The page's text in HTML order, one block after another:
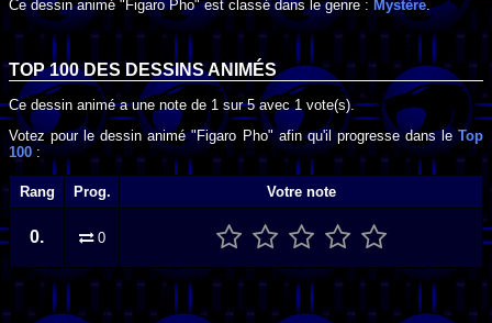
Ce dessin animé "Figaro Pho" est classé dans le genre : Mystère .
TOP 100 DESDESSINS ANIMÉS
Ce dessin animé a une note de 1 sur5avec1 vote(s).
Votez pour le dessin animé "Figaro Pho" afin qu'il progresse dans leTop
100:
Rang Prog. Votre note
0. 0